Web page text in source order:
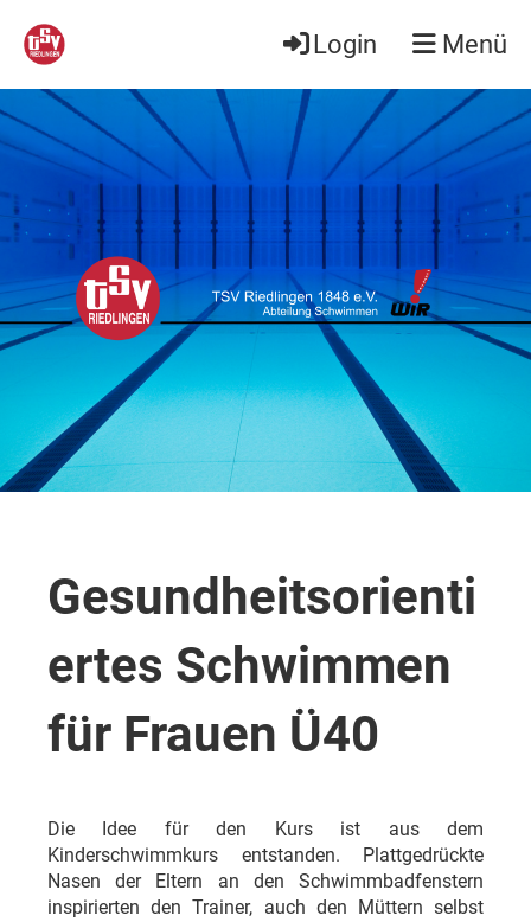
Login Menü
Gesundheitsorienti
ertes Schwimmen
für Frauen Ü40
Die Idee für den Kurs ist aus dem
Kinderschwimmkurs entstanden. Plattgedrückte
Nasen der Eltern an den Schwimmbadfenstern
inspirierten den Trainer, auch den Müttern selbst